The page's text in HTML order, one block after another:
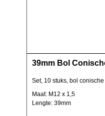
39mm Bol
Set, 10 stuks, bol
Maat: M12 x 1,5
Lengte: 39mm